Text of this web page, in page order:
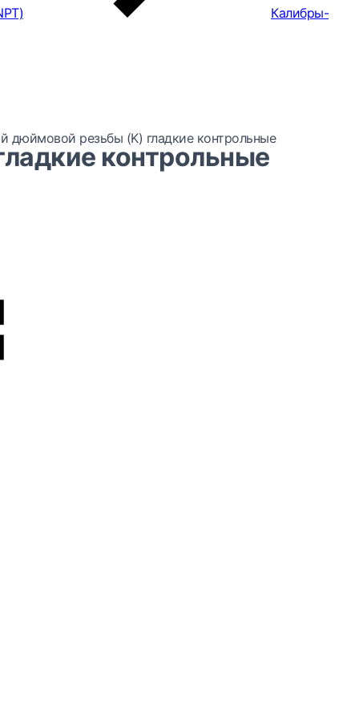
Калибры-
дюймовой резьбы (K) гладкие контрольные
контрольные